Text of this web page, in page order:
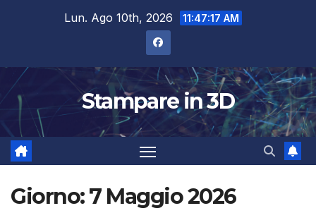
Lun. Ago 10th, 2026 11:47:18 AM
Stampare in 3D
Giorno:7 Maggio 2026